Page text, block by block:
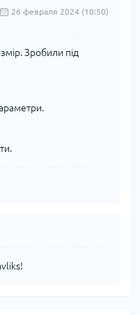
26 февраля 2024 (10:50)
Зробили під